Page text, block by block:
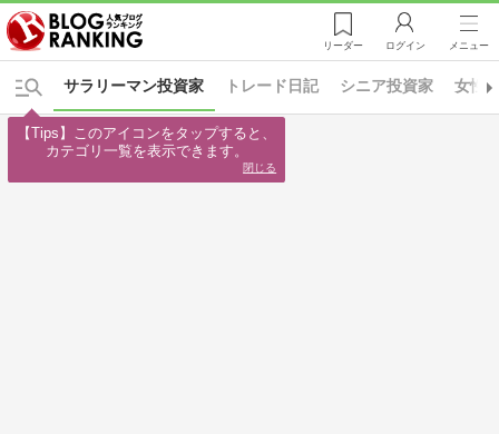
リーダー ログイン メニュー
トレード日記
サラリーマン投資家 シニア投資家 女性
【Tips】このアイコンをタップすると、
カテゴリ一覧を表示できます。
閉じる